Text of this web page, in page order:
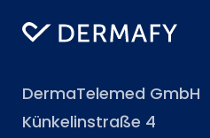
DermaTelemed GmbH
Künkelinstraße 4